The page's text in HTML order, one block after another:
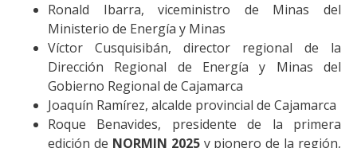
Ronald Ibarra, viceministro de Minas del
Ministerio de Energía y Minas
Víctor Cusquisibán, director regional de la
Dirección Regional de Energía y Minas del
Gobierno Regional de Cajamarca
Joaquín Ramírez, alcalde provincial de Cajamarca
Roque Benavides, presidente de la primera
edición de NORMIN 2025y pionero de la región,